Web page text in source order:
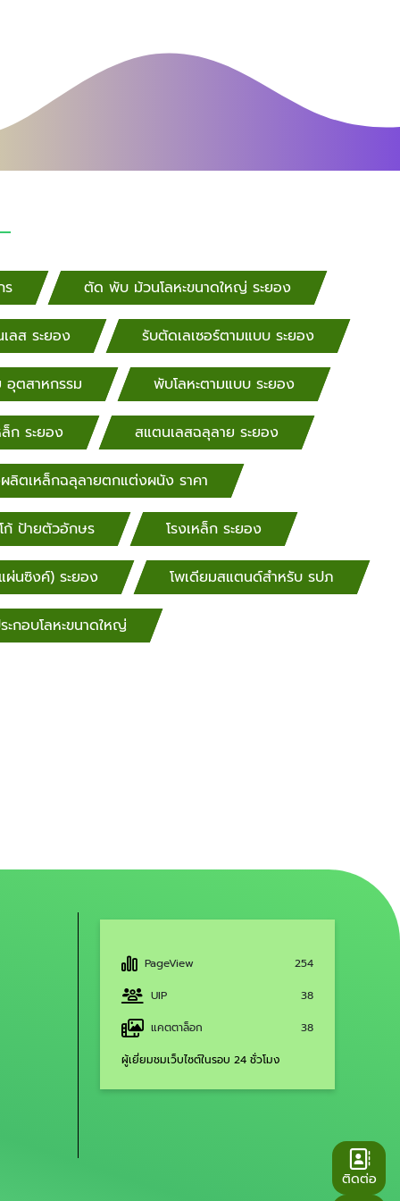
ร ตัด พับ ม้วนโลหะขนาดใหญ่ ระยอง
ลส ระยอง รับตัดเลเซอร์ตามแบบ ระยอง
อุตสาหกรรม พับโลหะตามแบบ ระยอง
ก ระยอง สแตนเลสฉลุลาย ระยอง
ลิตเหล็กฉลุลายตกแต่งผนัง ราคา
โก้ ป้ายตัวอักษร โรงเหล็ก ระยอง
ผ่นซิงค์) ระยอง โพเดียมสแตนด์สำหรับ​ รปภ
ะกอบโลหะขนาดใหญ่
PageView
254
UIP
38
แคตตาล็อก
38
ผู้เยี่ยมชมเว็บไซต์ในรอบ 24 ชั่วโมง
ติดต่อ